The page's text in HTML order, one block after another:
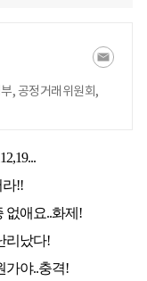
, 공정거래위원회,